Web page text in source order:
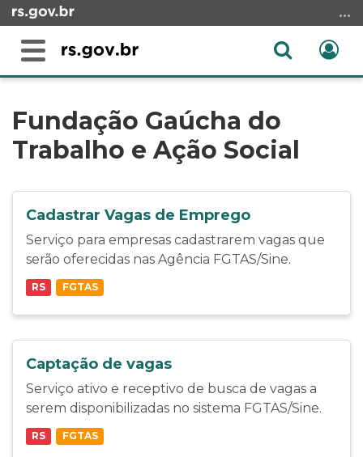
para
conteúdo
menu
busca
Alterna
Abrir
conteúdo
Fundação Gaúcha do
Trabalho e Ação Social
Cadastrar Vagas de Emprego
Serviço para empresas cadastrarem vagas que
serão oferecidas nas Agência FGTAS/Sine.
RS FGTAS
Captação de vagas
Serviço ativo e receptivo de busca de vagas a
serem disponibilizadas no sistema FGTAS/Sine.
RS FGTAS